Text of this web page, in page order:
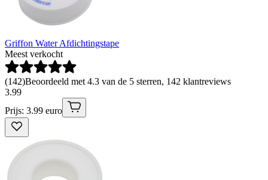
Griffon Water Afdichtingstape
Meest verkocht
(142)Beoordeeld met 4.3 van de 5 sterren, 142 klantreviews
3.99
Prijs: 3.99 euro